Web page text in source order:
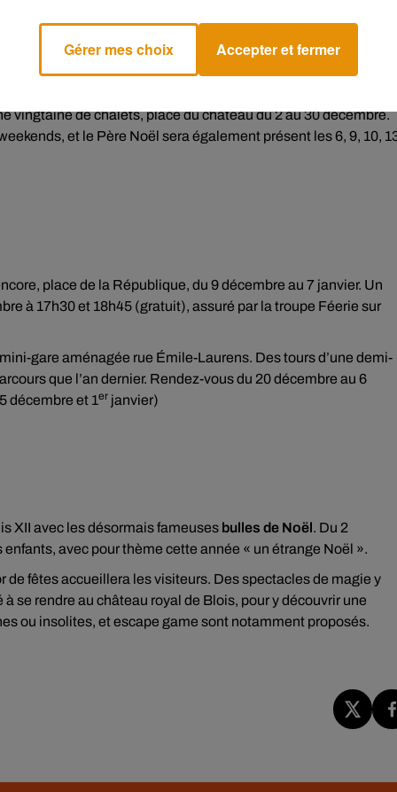
20h.
vingtaine de chalets, place du château du 2 au 30 décembre.
et le Père Noël sera également présent les 6, 9, 10,
place de la République, du 9 décembre au 7 janvier. Un
à 17h30 et 18h45 (gratuit), assuré par la troupe Féerie sur
gare aménagée rue Émile-Laurens. Des tours d’une demi-
que l’an dernier. Rendez-vous du 20 décembre au 6
décembre et 1er janvier)
XII avec les désormais fameuses bulles de Noël. Du 2
avec pour thème cette année « un étrange Noël ».
de fêtes accueillera les visiteurs. Des spectacles de magie y
se rendre au château royal de Blois, pour y découvrir une
ou insolites, et escape game sont notamment proposés.
Gérer mes choix Accepter et fermer